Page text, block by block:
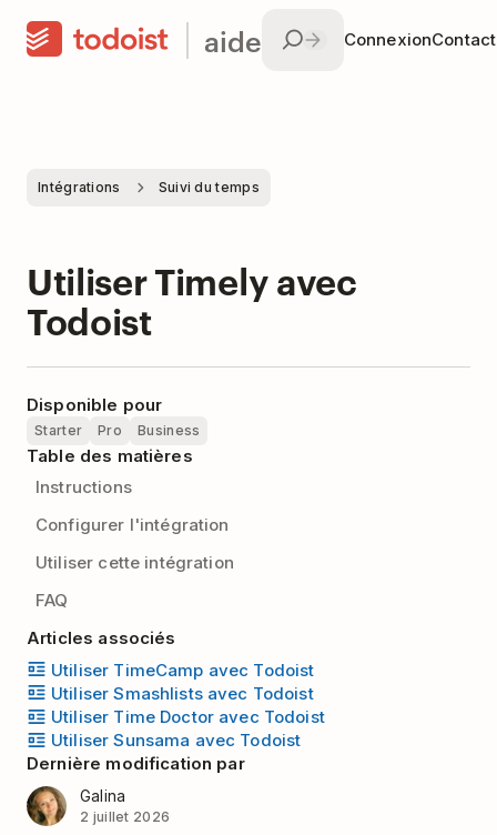
aide Connexion
Intégrations Suivi du temps
Utiliser Timely avec
Todoist
Disponible pour
Starter Pro Business
Table des matières
Instructions
Configurer l'intégration
Utiliser cette intégration
FAQ
Articles associés
Utiliser TimeCamp avec Todoist
Utiliser Smashlists avec Todoist
Utiliser Time Doctor avec Todoist
Utiliser Sunsama avec Todoist
Dernière modification par
Galina
2 juillet 2026